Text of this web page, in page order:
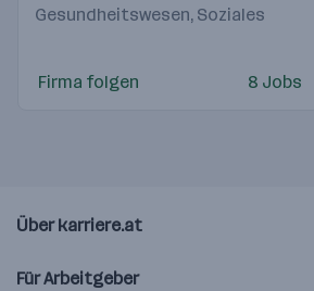
Gesundheitswesen, Soziales
Firma folgen 8 Jobs
Über karriere.at
Für Arbeitgeber